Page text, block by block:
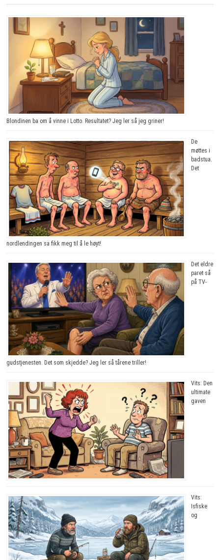
Blondinen ba om å vinne i Lotto. Resultatet? Jeg ler så jeg griner!
De
møttes i
badstua.
Det
nordlendingen sa fikk meg til å le høyt!
Det eldre
paret så
på TV-
gudstjenesten. Det som skjedde? Jeg ler så tårene triller!
Vits: Den
ultimate
gaven
Vits:
Isfiske
og